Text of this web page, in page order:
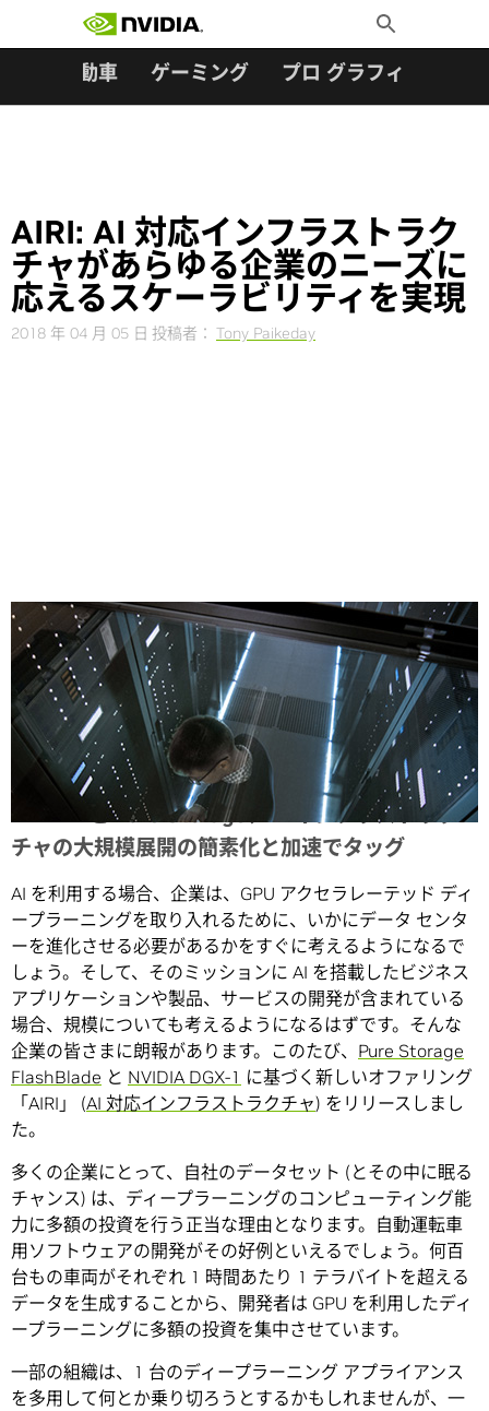
Toggle
Search
自動車 ゲーミング プロ グラフィックス
AIRI: AI 対応インフラストラク
チャがあらゆる企業のニーズに
応えるスケーラビリティを実現
2018 年 04 月 05 日 投稿者： Tony Paikeday
Share
NVIDIA と Pure Storage、AI インフラストラク
チャの大規模展開の簡素化と加速でタッグ
AI を利用する場合、企業は、GPU アクセラレーテッド ディ
ープラーニングを取り入れるために、いかにデータ センタ
ーを進化させる必要があるかをすぐに考えるようになるで
しょう。そして、そのミッションに AI を搭載したビジネス
アプリケーションや製品、サービスの開発が含まれている
場合、規模についても考えるようになるはずです。そんな
企業の皆さまに朗報があります。このたび、 Pure Storage
FlashBlade と NVIDIA DGX-1 に基づく新しいオファリング
「AIRI」 (AI 対応インフラストラクチャ) をリリースしまし
た。
多くの企業にとって、自社のデータセット (とその中に眠る
チャンス) は、ディープラーニングのコンピューティング能
力に多額の投資を行う正当な理由となります。自動運転車
用ソフトウェアの開発がその好例といえるでしょう。何百
台もの車両がそれぞれ 1 時間あたり 1 テラバイトを超える
データを生成することから、開発者は GPU を利用したディ
ープラーニングに多額の投資を集中させています。
一部の組織は、1 台のディープラーニング アプライアンス
を多用して何とか乗り切ろうとするかもしれませんが、一